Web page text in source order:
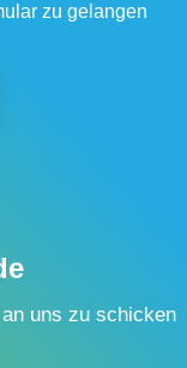
zu gelangen
uns zu schicken